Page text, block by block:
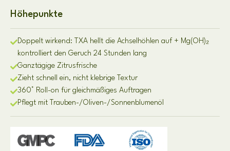
Höhepunkte
Doppelt wirkend: TXA hellt die Achselhöhlen auf + Mg(OH)₂
kontrolliert den Geruch 24 Stunden lang
Ganztägige Zitrusfrische
Zieht schnell ein, nicht klebrige Textur
360° Roll-on für gleichmäßiges Auftragen
Pflegt mit Trauben-/Oliven-/Sonnenblumenöl